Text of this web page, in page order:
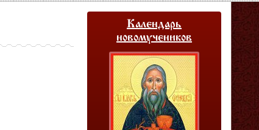
Календарь
новомучеников